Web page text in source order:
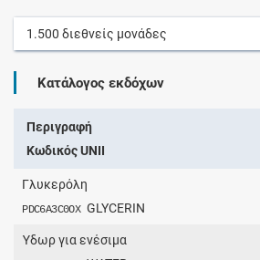
1.500 διεθνείς μονάδες
Κατάλογος εκδόχων
Περιγραφή
Κωδικός UNII
Γλυκερόλη
PDC6A3C0OX GLYCERIN
Ύδωρ για ενέσιμα